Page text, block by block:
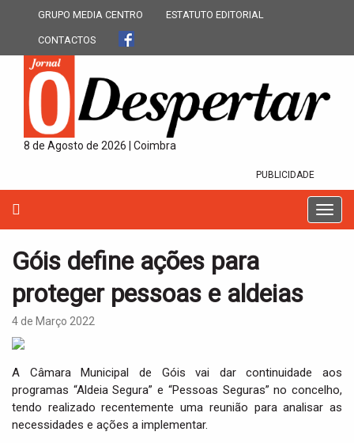
GRUPO MEDIA CENTRO ESTATUTO EDITORIAL
CONTACTOS
8 de Agosto de 2026 | Coimbra
PUBLICIDADE
T
o
g
a
Góis define ações para
proteger pessoas e aldeias
4 de Março 2022
A Câmara Municipal de Góis vai dar continuidade aos
programas “Aldeia Segura” e “Pessoas Seguras” no concelho,
tendo realizado recentemente uma reunião para analisar as
necessidades e ações a implementar.